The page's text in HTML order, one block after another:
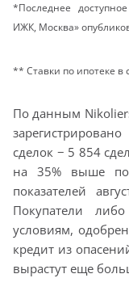
*Последнее
ИЖК, Москва»
** Ставки по ипотеке в
По данным
сделок − 5 854
на 35% выше
показателей
Покупатели
условиям,
кредит из
вырастут еще